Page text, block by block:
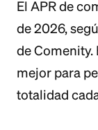
El APR de
de 2026,
de Comenity.
mejor para
totalidad